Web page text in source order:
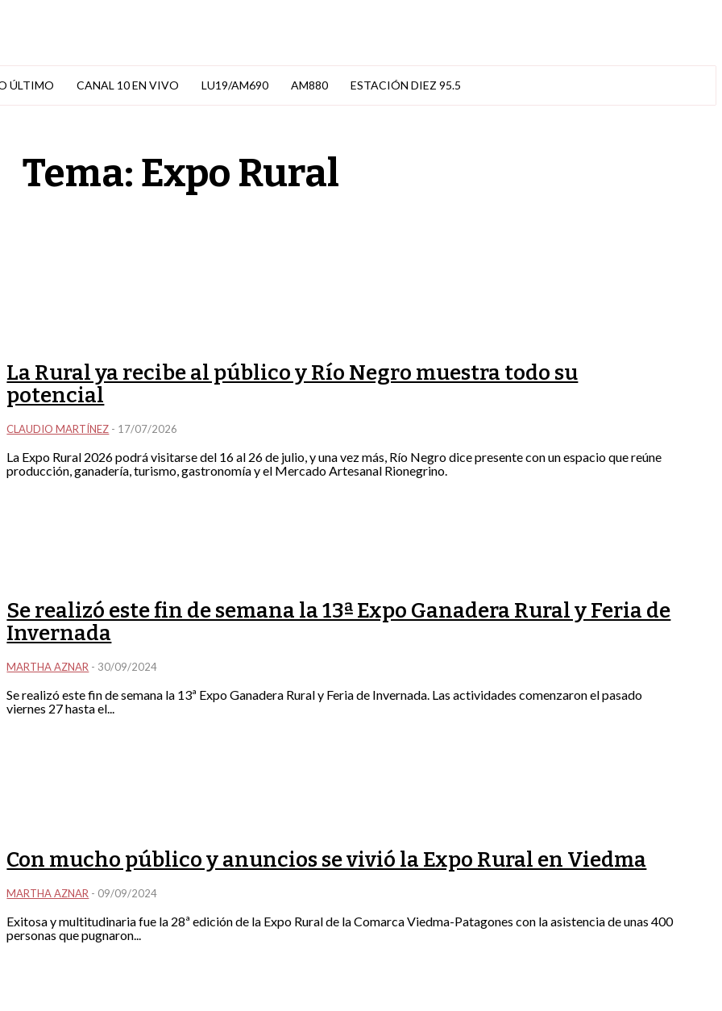
ÚLTIMO CANAL 10 EN VIVO LU19/AM690 AM880 ESTACIÓN DIEZ 95.5
Tema: Expo Rural
La Rural ya recibe al público y Río Negro muestra todo su
potencial
CLAUDIO MARTÍNEZ - 17/07/2026
La Expo Rural 2026 podrá visitarse del 16 al 26 de julio, y una vez más, Río Negro dice presente con un espacio que reúne
producción, ganadería, turismo, gastronomía y el Mercado Artesanal Rionegrino.
Se realizó este fin de semana la 13ª Expo Ganadera Rural y Feria de
Invernada
MARTHA AZNAR - 30/09/2024
Se realizó este fin de semana la 13ª Expo Ganadera Rural y Feria de Invernada. Las actividades comenzaron el pasado
viernes 27 hasta el...
Con mucho público y anuncios se vivió la Expo Rural en Viedma
MARTHA AZNAR - 09/09/2024
Exitosa y multitudinaria fue la 28ª edición de la Expo Rural de la Comarca Viedma-Patagones con la asistencia de unas 400
personas que pugnaron...